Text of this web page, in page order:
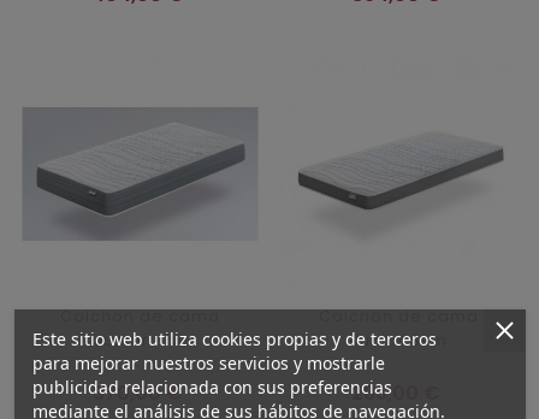
Colchon de cama
Junior Sac
Precio
370,00 €
Colchon de cama
Junior Slim
Precio
285,00 €
Este sitio web utiliza cookies propias y de terceros
para mejorar nuestros servicios y mostrarle
publicidad relacionada con sus preferencias
mediante el análisis de sus hábitos de navegación.